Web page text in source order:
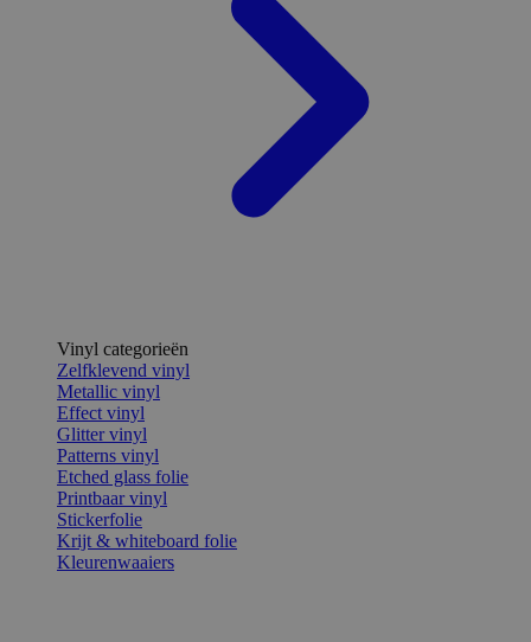
Vinyl categorieën
Zelfklevend vinyl
Metallic vinyl
Effect vinyl
Glitter vinyl
Patterns vinyl
Etched glass folie
Printbaar vinyl
Stickerfolie
Krijt & whiteboard folie
Kleurenwaaiers